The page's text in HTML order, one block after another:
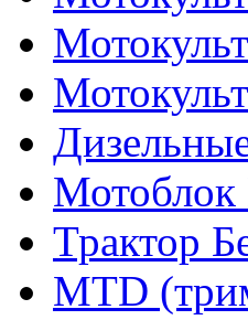
Мотоблок
Трактор
MTD